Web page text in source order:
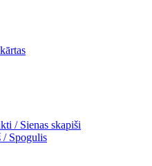
/ Sienas skapiši
/ Spogulis